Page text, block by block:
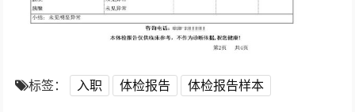
标签： 入职 体检报告 体检报告样本